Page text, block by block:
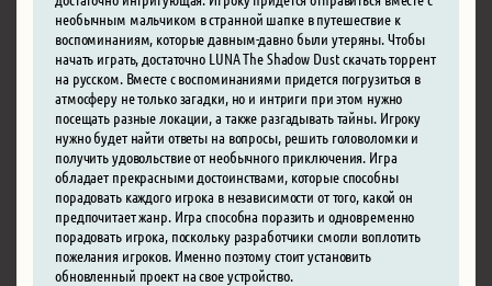
необычным мальчиком в странной шапке в путешествие к
воспоминаниям, которые давным-давно были утеряны. Чтобы
начать играть, достаточно LUNA The Shadow Dust скачать торрент
на русском. Вместе с воспоминаниями придется погрузиться в
атмосферу не только загадки, но и интриги при этом нужно
посещать разные локации, а также разгадывать тайны. Игроку
нужно будет найти ответы на вопросы, решить головоломки и
получить удовольствие от необычного приключения. Игра
обладает прекрасными достоинствами, которые способны
порадовать каждого игрока в независимости от того, какой он
предпочитает жанр. Игра способна поразить и одновременно
порадовать игрока, поскольку разработчики смогли воплотить
пожелания игроков. Именно поэтому стоит установить
обновленный проект на свое устройство.